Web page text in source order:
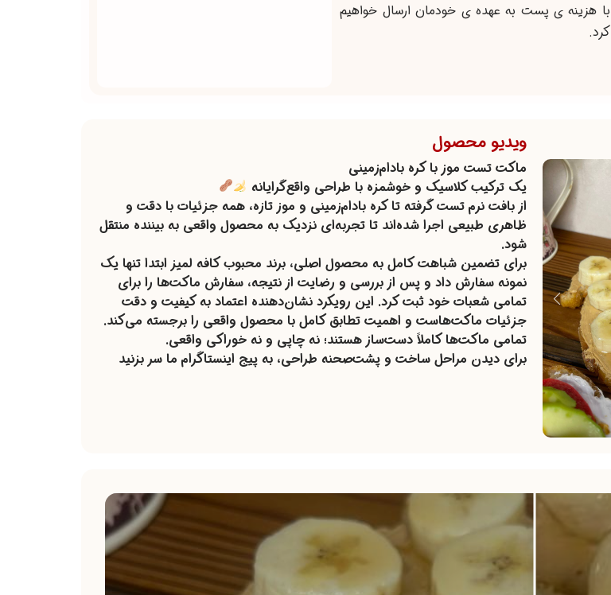
با هزینه ی پست به عهده ی خودمان ارسال خواهیم
کرد.
ویدیو محصول
ماکت تست موز با کره بادام‌زمینی
یک ترکیب کلاسیک و خوشمزه با طراحی واقع‌گرایانه
از بافت نرم تست گرفته تا کره بادام‌زمینی و موز تازه، همه جزئیات با دقت و
ظاهری طبیعی اجرا شده‌اند تا تجربه‌ای نزدیک به محصول واقعی به بیننده منتقل
شود.
برای تضمین شباهت کامل به محصول اصلی، برند محبوب کافه لمیز ابتدا تنها یک
نمونه سفارش داد و پس از بررسی و رضایت از نتیجه، سفارش ماکت‌ها را برای
تمامی شعبات خود ثبت کرد. این رویکرد نشان‌دهنده اعتماد به کیفیت و دقت
جزئیات ماکت‌هاست و اهمیت تطابق کامل با محصول واقعی را برجسته می‌کند.
تمامی ماکت‌ها کاملاً دست‌ساز هستند؛ نه چاپی و نه خوراکی واقعی.
برای دیدن مراحل ساخت و پشت‌صحنه طراحی، به پیج اینستاگرام ما سر بزنید